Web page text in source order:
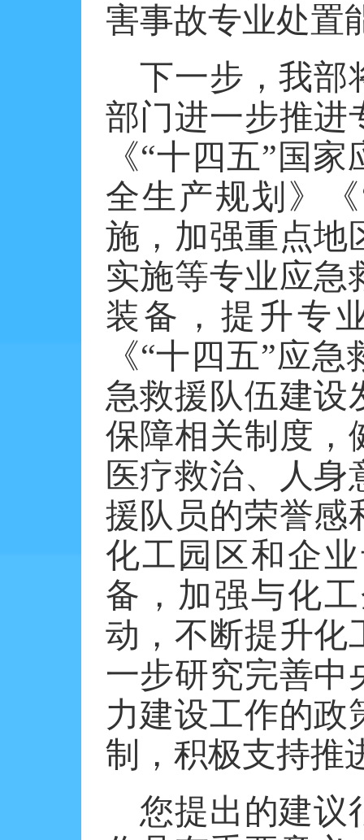
害事故专业处置
下一步，我部
部门进一步推进
《“十四五”国家
全生产规划》
施，加强重点地
实施等专业应急
装备，提升专
《“十四五”应
急救援队伍建设
保障相关制度，
医疗救治、人
援队员的荣誉感
化工园区和企
备，加强与化
动，不断提升化
一步研究完善中
力建设工作的政
制，积极支持推
您提出的建议